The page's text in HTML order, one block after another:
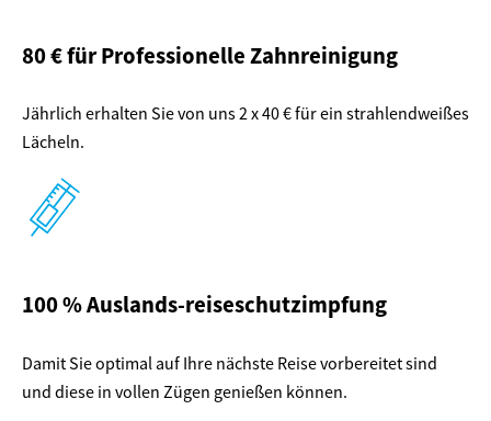
80 € für Professionelle Zahnreinigung
Jährlich erhalten Sie von uns 2 x 40 € für ein strahlendweißes
Lächeln.
100 % Auslands-reiseschutzimpfung​
Damit Sie optimal auf Ihre nächste Reise vorbereitet sind
und diese in vollen Zügen genießen können.